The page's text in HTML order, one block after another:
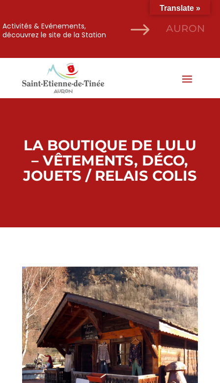
$
Activités & Evénements,
découvrez le site de la Station
AURON
LA BOUTIQUE DE LULU
– VÊTEMENTS, DÉCO,
JOUETS / RELAIS COLIS
Translate »